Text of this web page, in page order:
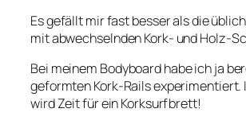
Es gefällt mir fast besser als die
mit abwechselnden Kork- und Holz-
Bei meinem Bodyboard habe ich ja
geformten Kork-Rails experimentiert.
wird Zeit für ein Korksurfbrett!